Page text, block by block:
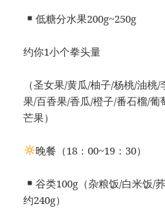
低糖分水果200g~250g
约你1小个拳头量
（圣女果/黄瓜/柚子/杨桃/油
果/百香果/香瓜/橙子/番石榴/葡
芒果）
晚餐（18：00~19：30）
谷类100g（杂粮饭/白米饭/
约240g）